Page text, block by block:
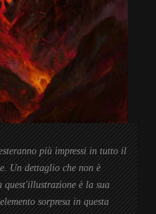
più impressi in tutto il
Un dettaglio che non è
quest'illustrazione è la sua
sorpresa in questa